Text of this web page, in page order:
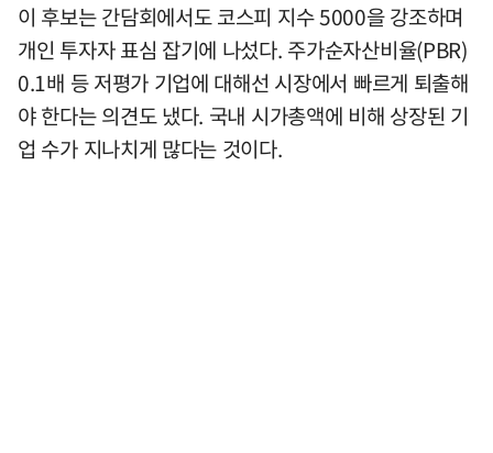
이 후보는 간담회에서도 코스피 지수 5000을 강조하며
개인 투자자 표심 잡기에 나섰다. 주가순자산비율(PBR)
0.1배 등 저평가 기업에 대해선 시장에서 빠르게 퇴출해
야 한다는 의견도 냈다. 국내 시가총액에 비해 상장된 기
업 수가 지나치게 많다는 것이다.